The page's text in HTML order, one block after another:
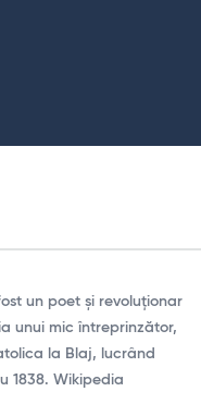
un poet și revoluționar
unui mic întreprinzător,
la Blaj, lucrând
1838. Wikipedia